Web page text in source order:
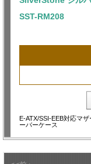
SST-RM208
E-ATX/SSI-EEB対応マ
ーバーケース